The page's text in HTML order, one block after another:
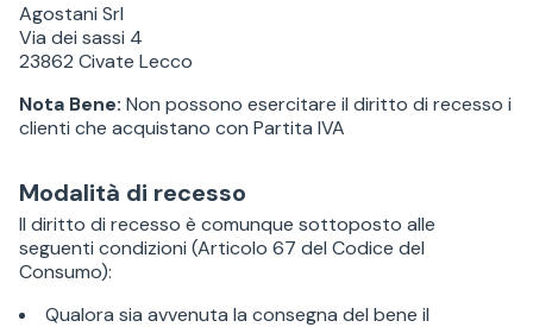
Agostani Srl
Via dei sassi 4
23862 Civate Lecco
Nota Bene: Non possono esercitare il diritto di recesso i
clienti che acquistano con Partita IVA
Modalità di recesso
Il diritto di recesso è comunque sottoposto alle
seguenti condizioni (Articolo 67 del Codice del
Consumo):
Qualora sia avvenuta la consegna del bene il